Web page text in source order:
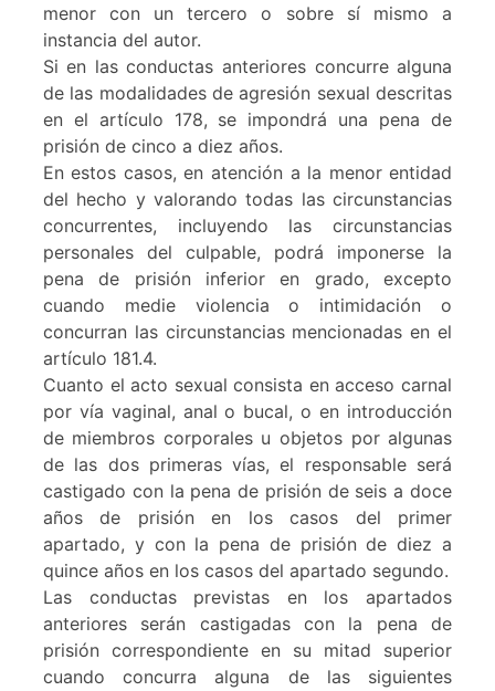
menor con un tercero o sobre sí mismo a
instancia del autor.
Si en las conductas anteriores concurre alguna
de las modalidades de agresión sexual descritas
en el artículo 178, se impondrá una pena de
prisión de cinco a diez años.
En estos casos, en atención a la menor entidad
del hecho y valorando todas las circunstancias
concurrentes, incluyendo las circunstancias
personales del culpable, podrá imponerse la
pena de prisión inferior en grado, excepto
cuando medie violencia o intimidación o
concurran las circunstancias mencionadas en el
artículo 181.4.
Cuanto el acto sexual consista en acceso carnal
por vía vaginal, anal o bucal, o en introducción
de miembros corporales u objetos por algunas
de las dos primeras vías, el responsable será
castigado con la pena de prisión de seis a doce
años de prisión en los casos del primer
apartado, y con la pena de prisión de diez a
quince años en los casos del apartado segundo.
Las conductas previstas en los apartados
anteriores serán castigadas con la pena de
prisión correspondiente en su mitad superior
cuando concurra alguna de las siguientes